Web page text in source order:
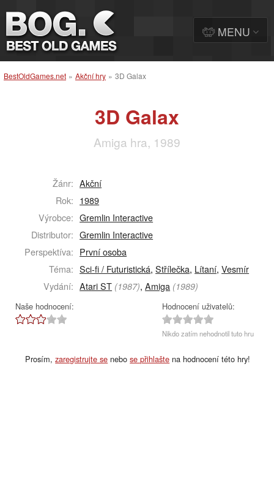
BestOldGames.net » Akční hry » 3D Galax
3D Galax
Amiga hra, 1989
Žánr: Akční
Rok: 1989
Výrobce: Gremlin Interactive
Distributor: Gremlin Interactive
Perspektíva: První osoba
Téma: Sci-fi / Futuristická,Střílečka, Lítaní,Vesmír
Vydání: Atari ST (1987),Amiga (1989)
Naše hodnocení: Hodnocení uživatelů:
Nikdo zatím nehodnotil tuto hru
Prosím,zaregistrujte se nebose přihlašte na hodnocení této hry!
MENU